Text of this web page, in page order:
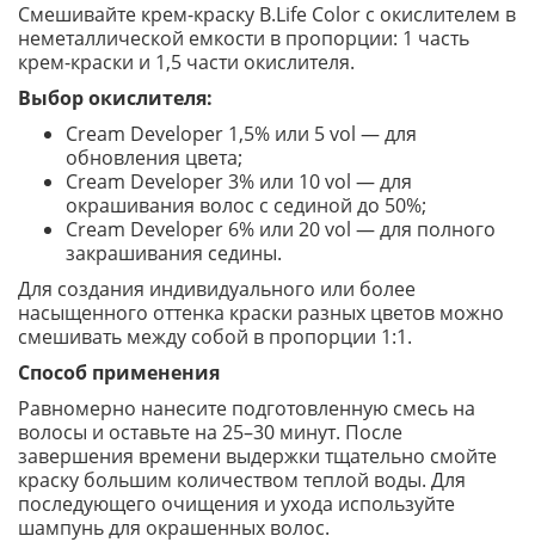
Смешивайте крем-краску B.Life Color с окислителем в
неметаллической емкости в пропорции: 1 часть
крем-краски и 1,5 части окислителя.
Выбор окислителя:
Cream Developer 1,5% или 5 vol — для
обновления цвета;
Cream Developer 3% или 10 vol — для
окрашивания волос с сединой до 50%;
Cream Developer 6% или 20 vol — для полного
закрашивания седины.
Для создания индивидуального или более
насыщенного оттенка краски разных цветов можно
смешивать между собой в пропорции 1:1.
Способ применения
Равномерно нанесите подготовленную смесь на
волосы и оставьте на 25–30 минут. После
завершения времени выдержки тщательно смойте
краску большим количеством теплой воды. Для
последующего очищения и ухода используйте
шампунь для окрашенных волос.